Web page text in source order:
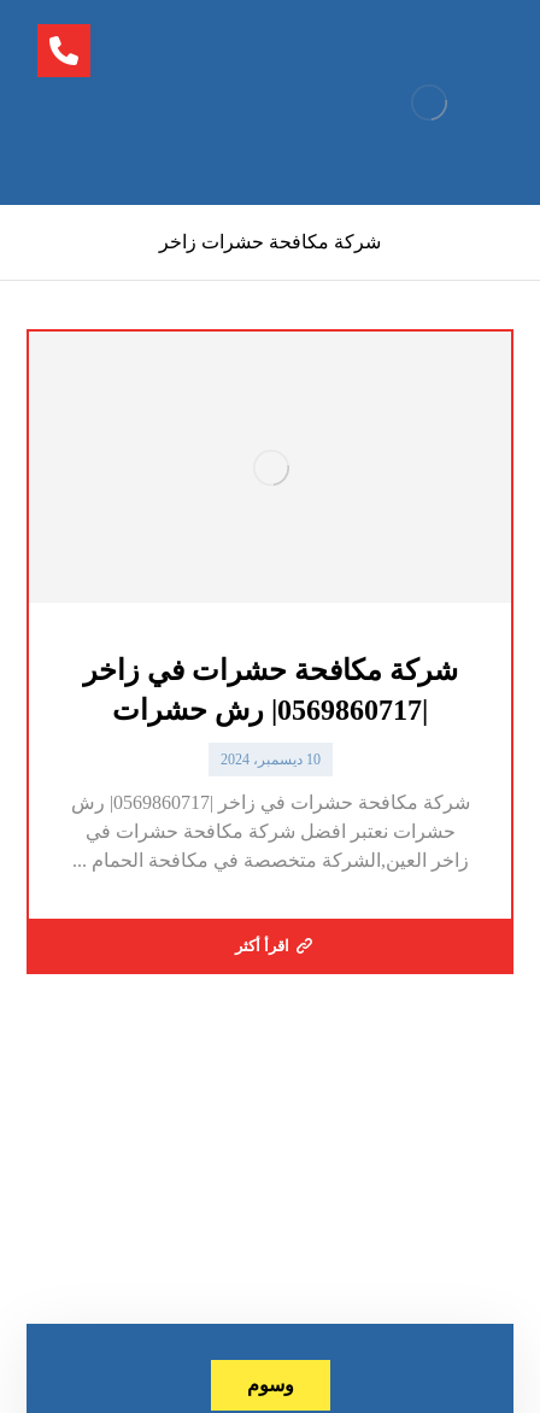
شركة مكافحة حشرات زاخر
شركة مكافحة حشرات في زاخر
|0569860717| رش حشرات
10 ديسمبر، 2024
شركة مكافحة حشرات في زاخر |0569860717| رش
حشرات نعتبر افضل شركة مكافحة حشرات في
زاخر العين,الشركة متخصصة في مكافحة الحمام ...
اقرأ أكثر
وسوم